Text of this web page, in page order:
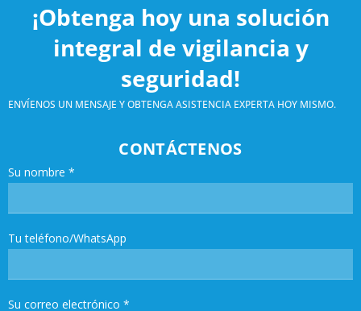
¡Obtenga hoy una solución
integral de vigilancia y
seguridad!
ENVÍENOS UN MENSAJE Y OBTENGA ASISTENCIA EXPERTA HOY MISMO.
CONTÁCTENOS
Su nombre *
Tu teléfono/WhatsApp
Su correo electrónico *